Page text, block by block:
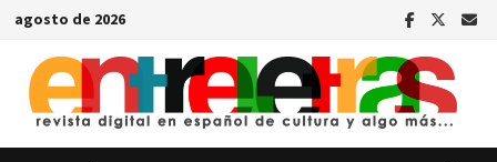
Saltar
contenido
agosto de 2026